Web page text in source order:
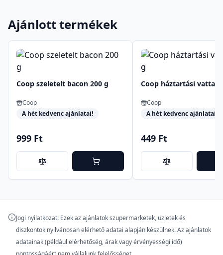
Ajánlott termékek
Coop szeletelt bacon 200 g
Coop
A hét kedvenc ajánlatai!
999 Ft
Coop háztartási vatta
Coop
A hét kedvenc ajánlatai!
449 Ft
Jogi nyilatkozat: Ezek az ajánlatok szupermarketek, üzletek és
diszkontok nyilvánosan elérhető adatai alapján készülnek. Az ajánlatok
adatainak (például elérhetőség, árak vagy érvényességi idő)